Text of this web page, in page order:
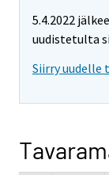
5.4.2022
uudistetulta
Siirry uudelle